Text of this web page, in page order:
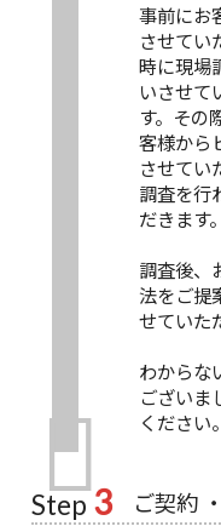
事前にお
させてい
時に現場
いさせて
す。その
客様から
させてい
調査を行
だきます。
調査後、
法をご提
せていた
わからな
ございま
ください。
Step 3 ご契約